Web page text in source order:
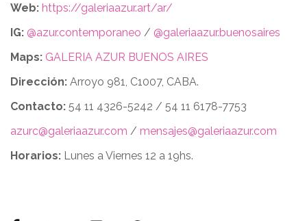
Web: https://galeriaazur.art/ar/
IG: @azur.contemporaneo / @galeriaazur.buenosaires
Maps: GALERIA AZUR BUENOS AIRES
Dirección: Arroyo 981, C1007, CABA.
Contacto: 54 11 4326-5242 / 54 11 6178-7753
azurc@galeriaazur.com / mensajes@galeriaazur.com
Horarios: Lunes a Viernes 12 a 19hs.